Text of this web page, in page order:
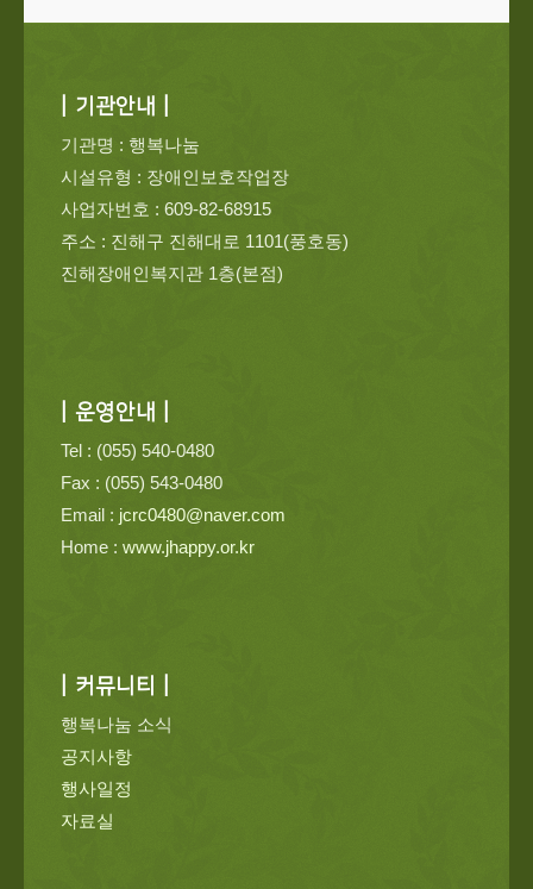
| 기관안내 |
기관명 : 행복나눔
시설유형 : 장애인보호작업장
사업자번호 : 609-82-68915
주소 : 진해구 진해대로 1101(풍호동)
진해장애인복지관 1층(본점)
| 운영안내 |
Tel : (055) 540-0480
Fax : (055) 543-0480
Email : jcrc0480@naver.com
Home : www.jhappy.or.kr
| 커뮤니티 |
행복나눔 소식
공지사항
행사일정
자료실